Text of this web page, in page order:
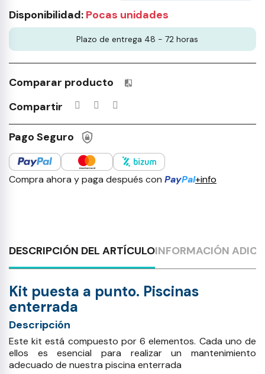
Disponibilidad: Pocas unidades
Plazo de entrega 48 - 72 horas
Comparar producto Productos incluidos en tu lista
Compartir
Pago Seguro
Compra ahora y paga después con PayPal+info
DESCRIPCIÓN DEL ARTÍCULOINFORMACIÓN
Kit puesta a punto. Piscinas
enterrada
Descripción
Este kit está compuesto por 6 elementos. Cada uno de
ellos es esencial para realizar un mantenimiento
adecuado de nuestra piscina enterrada